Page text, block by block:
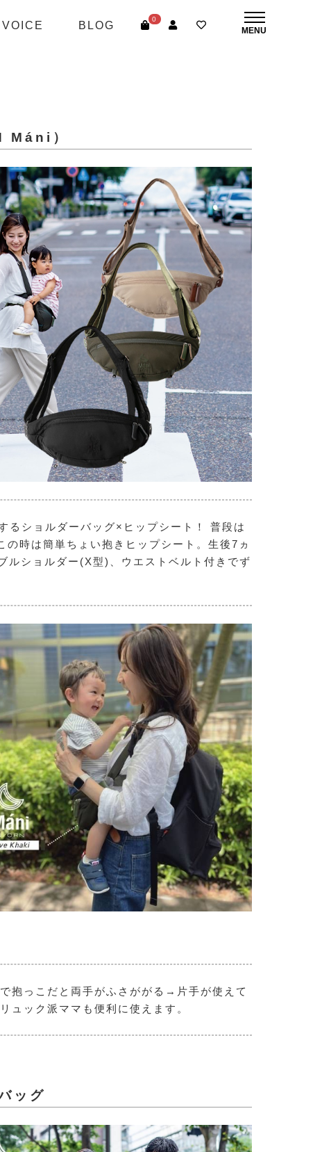
VOICE BLOG
0
Máni）
るショルダーバッグ×ヒップシート！ 普段は
時は簡単ちょい抱きヒップシート。生後7ヵ
ルショルダー(X型)、ウエストベルト付きでず
抱っこだと両手がふさががる→片手が使えて
ュック派ママも便利に使えます。
ッグ